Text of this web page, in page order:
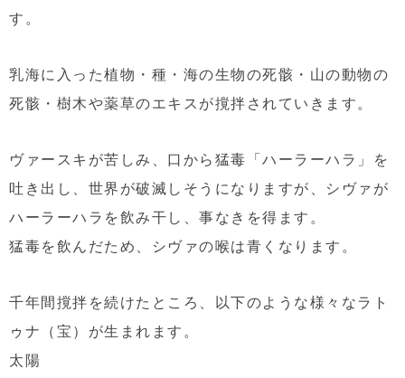
す。
乳海に入った植物・種・海の生物の死骸・山の動物の
死骸・樹木や薬草のエキスが撹拌されていきます。
ヴァースキが苦しみ、口から猛毒「ハーラーハラ」を
吐き出し、世界が破滅しそうになりますが、シヴァが
ハーラーハラを飲み干し、事なきを得ます。
猛毒を飲んだため、シヴァの喉は青くなります。
千年間撹拌を続けたところ、以下のような様々なラト
ゥナ（宝）が生まれます。
太陽